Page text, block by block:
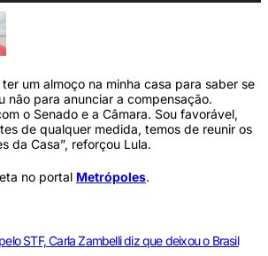
um almoço na minha casa para saber se
não para anunciar a compensação.
o Senado e a Câmara. Sou favorável,
de qualquer medida, temos de reunir os
da Casa”, reforçou Lula.
no portal Metrópoles.
STF, Carla Zambelli diz que deixou o Brasil